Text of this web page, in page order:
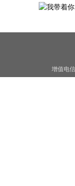
增值电